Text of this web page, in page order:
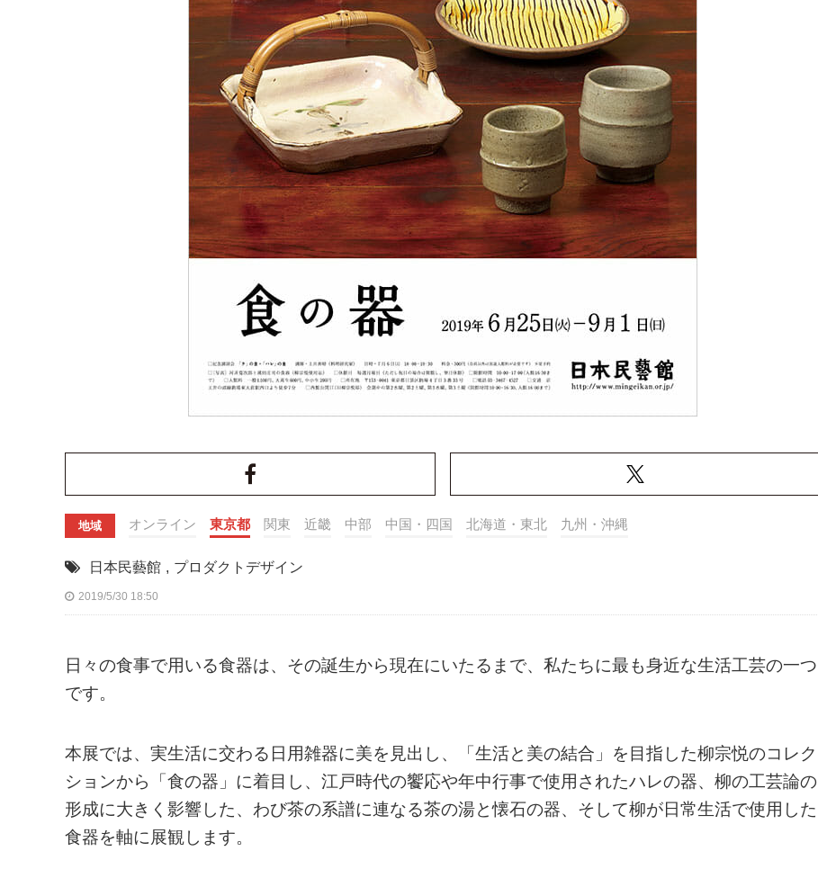
地域 オンライン 東京都 関東 近畿 中部 中国・四国 北海道・東北 九州・沖縄
日本民藝館 , プロダクトデザイン
2019/5/30 18:50
日々の食事で用いる食器は、その誕生から現在にいたるまで、私たちに最も身近な生活工芸の一つ
です。
本展では、実生活に交わる日用雑器に美を見出し、「生活と美の結合」を目指した柳宗悦のコレク
ションから「食の器」に着目し、江戸時代の饗応や年中行事で使用されたハレの器、柳の工芸論の
形成に大きく影響した、わび茶の系譜に連なる茶の湯と懐石の器、そして柳が日常生活で使用した
食器を軸に展観します。